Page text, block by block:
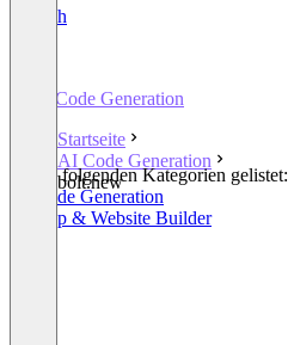
English
AI Code Generation
Startseite
AI Code Generation
bolt.new
In den folgenden Kategorien gelistet:
AI Code Generation
AI App & Website Builder